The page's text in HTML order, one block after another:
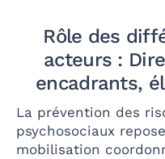
Rôle des
acteurs :
encadrants,
La prévention des
psychosociaux
mobilisation